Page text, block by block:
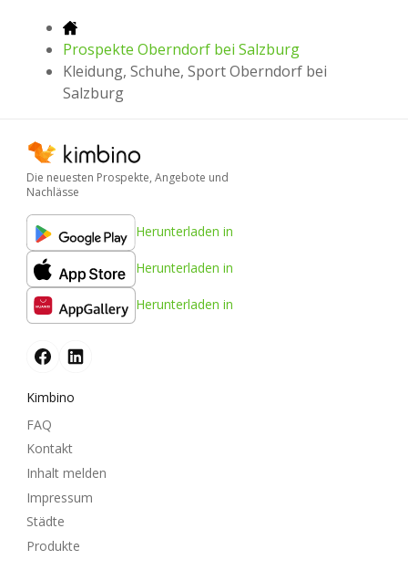
Prospekte Oberndorf bei Salzburg
Kleidung, Schuhe, Sport Oberndorf bei
Salzburg
Die neuesten Prospekte, Angebote und
Nachlässe
Herunterladen in
Herunterladen in
Herunterladen in
Kimbino
FAQ
Kontakt
Inhalt melden
Impressum
Städte
Produkte